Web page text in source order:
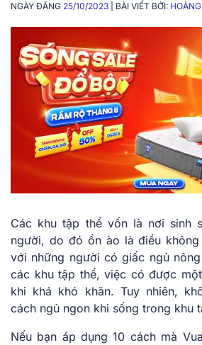
NGÀY ĐĂNG 25/10/2023 | BÀI VIẾT BỞI:
Các khu tập thể vốn là nơi sinh
người, do đó ồn ào là điều
với những người có giấc ngủ
các khu tập thể, việc có được
khi khá khó khăn. Tuy nhiên,
cách ngủ ngon khi sống trong khu
Nếu bạn áp dụng 10 cách mà